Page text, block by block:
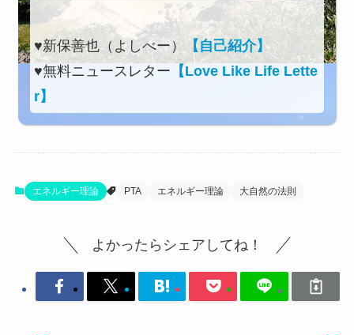
♥新保善也（よしべー） 【自己紹介】
♥無料ニュースレター 【Love Like Life Lette
r】
エネルギー理論 PTA エネルギー理論 大自然の法則
よかったらシェアしてね！